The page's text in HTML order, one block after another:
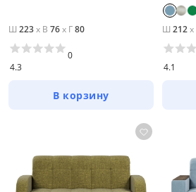
Ш 223x В 76x Г80
4.3
0
В корзину
Ш 212x
4.1